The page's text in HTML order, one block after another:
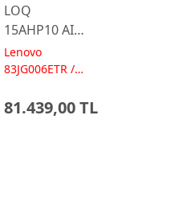
LOQ
15AHP10 AI
AMD Ryzen7
250 24GB 1TB
IPS FHD
Lenovo
83JG006ETR /
81.439,00 TL